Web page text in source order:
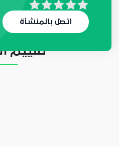
لا يوجد
تقييم
اتصل بالمنشأة